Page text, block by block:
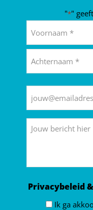
"*"
Privacybeleid
Ik ga